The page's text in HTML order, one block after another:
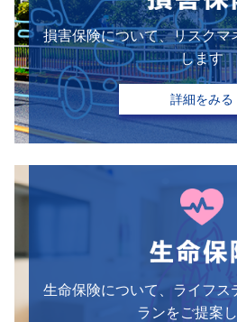
損害保険について、リスクマ
します
詳細をみる
生命保険について、ライフス
ランをご提案